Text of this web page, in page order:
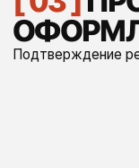
важна каждая деталь.
вам не просто автомобиль,
качества — безупречные
сервис, где нет места
Мы уже прошли через всё,